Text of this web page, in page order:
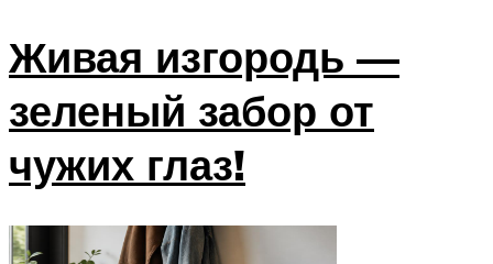
Живая изгородь —
зеленый забор от
чужих глаз!